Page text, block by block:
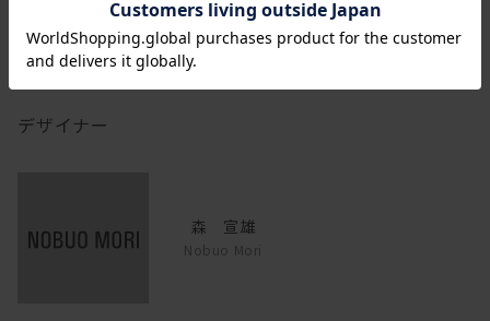
是非店舗にもお越しください。
デザイナー
森 宣雄
Nobuo Mori